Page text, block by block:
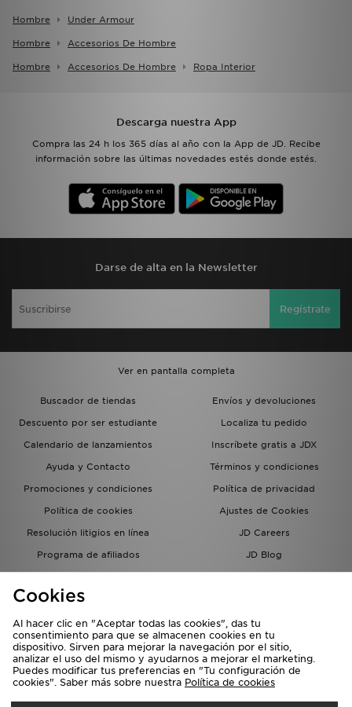
Hombre Under Armour
Hombre Accesorios De Hombre
Hombre Accesorios De Hombre Ropa Interior
Descarga nuestra App
Compra las 24 h los 365 días al año con la App de JD. Recibe
información sobre las últimas novedades estés donde estés.
Darse de alta en la Newsletter
Regístrate
Ver en pantalla completa
Buscador de tiendas
Envíos y devoluciones
Descuento por ser estudiante
Localiza tu pedido
Calendario de lanzamientos
Inscríbete gratis a JDX
Ayuda y Contacto
Términos y condiciones
Promociones y condiciones
Política de privacidad
Política de cookies
Ajustes de Cookies
Resolución litigios en línea
JD Careers
Programa de afiliados
JD Blog
del grupo JD - Whistleblowing
Cookies
Al hacer clic en "Aceptar todas las cookies", das tu
consentimiento para que se almacenen cookies en tu
dispositivo. Sirven para mejorar la navegación por el sitio,
analizar el uso del mismo y ayudarnos a mejorar el marketing.
Puedes modificar tus preferencias en "Tu configuración de
cookies". Saber más sobre nuestra Política de cookies